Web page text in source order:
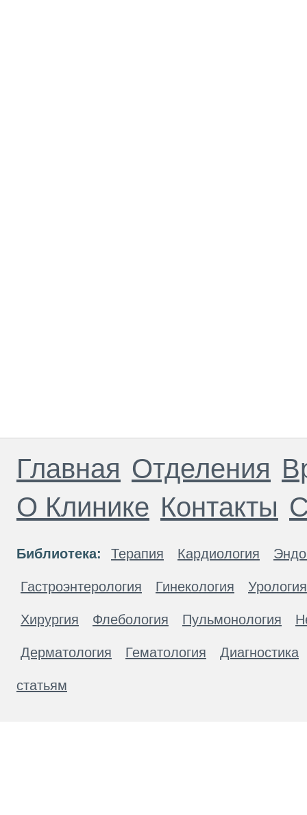
Главная Отделения
О Клинике Контакты
Библиотека: Терапия Кардиология
Гастроэнтерология Гинекология Урология
Хирургия Флебология Пульмонология
Дерматология Гематология Диагностика
статьям